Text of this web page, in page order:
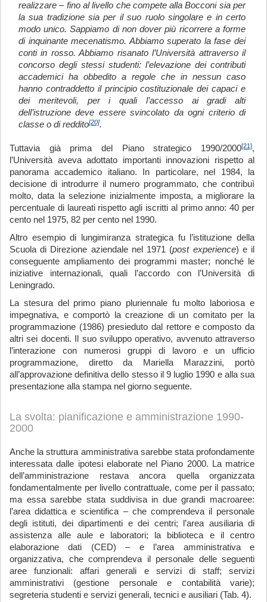
realizzare – fino al livello che compete alla Bocconi sia per
la sua tradizione sia per il suo ruolo singolare e in certo
modo unico. Sappiamo di non dover più ricorrere a forme
di inquinante mecenatismo. Abbiamo superato la fase dei
conti in rosso. Abbiamo risanato l’Università attraverso il
concorso degli stessi studenti: l’elevazione dei contributi
accademici ha obbedito a regole che in nessun caso
hanno contraddetto il principio costituzionale dei capaci e
dei meritevoli, per i quali l’accesso ai gradi alti
dell’istruzione deve essere svincolato da ogni criterio di
classe o di reddito[20].
Tuttavia già prima del Piano strategico 1990/2000[21],
l’Università aveva adottato importanti innovazioni rispetto al
panorama accademico italiano. In particolare, nel 1984, la
decisione di introdurre il numero programmato, che contribuì
molto, data la selezione inizialmente imposta, a migliorare la
percentuale di laureati rispetto agli iscritti al primo anno: 40 per
cento nel 1975, 82 per cento nel 1990.
Altro esempio di lungimiranza strategica fu l’istituzione della
Scuola di Direzione aziendale nel 1971 (post experience) e il
conseguente ampliamento dei programmi master; nonché le
iniziative internazionali, quali l’accordo con l’Università di
Leningrado.
La stesura del primo piano pluriennale fu molto laboriosa e
impegnativa, e comportò la creazione di un comitato per la
programmazione (1986) presieduto dal rettore e composto da
altri sei docenti. Il suo sviluppo operativo, avvenuto attraverso
l’interazione con numerosi gruppi di lavoro e un ufficio
programmazione, diretto da Mariella Marazzini, portò
all’approvazione definitiva dello stesso il 9 luglio 1990 e alla sua
presentazione alla stampa nel giorno seguente.
La svolta: pianificazione e amministrazione 1990-
2000
Anche la struttura amministrativa sarebbe stata profondamente
interessata dalle ipotesi elaborate nel Piano 2000. La matrice
dell’amministrazione restava ancora quella organizzata
fondamentalmente per livello contrattuale, come per il passato;
ma essa sarebbe stata suddivisa in due grandi macroaree:
l’area didattica e scientifica – che comprendeva il personale
degli istituti, dei dipartimenti e dei centri; l’area ausiliaria di
assistenza alle aule e laboratori; la biblioteca e il centro
elaborazione dati (CED) – e l’area amministrativa e
organizzativa, che comprendeva il personale delle seguenti
aree funzionali: affari generali e servizi di staff; servizi
amministrativi (gestione personale e contabilità varie);
segreteria studenti e servizi generali, tecnici e ausiliari (Tab. 4).